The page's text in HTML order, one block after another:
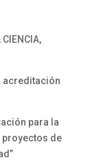
CIENCIA,
acreditación
para la
proyectos de